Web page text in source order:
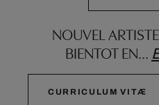
NOUVEL
BIENTOT EN…
CURRICULUM VITÆ